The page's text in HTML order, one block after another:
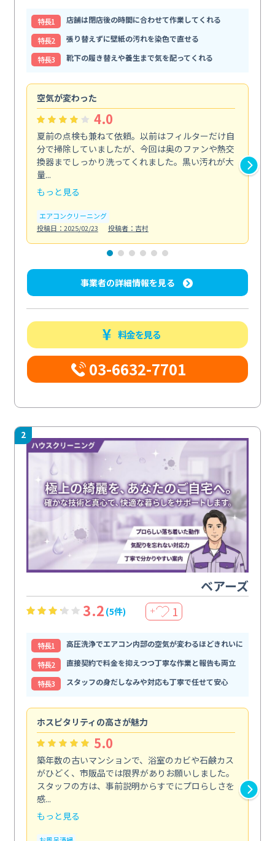
特⻑1
店舗は閉店後の時間に合わせて作業してくれる
特⻑2
張り替えずに壁紙の汚れを染色で直せる
特⻑3
靴下の履き替えや養生まで気を配ってくれる
空気が変わった
4.0
夏前の点検も兼ねて依頼。以前はフィルターだけ自
分で掃除していましたが、今回は奥のファンや熱交
換器までしっかり洗ってくれました。黒い汚れが大
量...
もっと見る
エアコンクリーニング
投稿日：2025/02/23
投稿者：吉村
事業者の詳細情報を見る
料金を見る
03-6632-7701
2
ベアーズ
3.2 (5件) ＋ 1
特⻑1
高圧洗浄でエアコン内部の空気が変わるほどきれいに
特⻑2
直接契約で料金を抑えつつ丁寧な作業と報告も両立
特⻑3
スタッフの身だしなみや対応も丁寧で任せて安心
ホスピタリティの高さが魅力
5.0
築年数の古いマンションで、浴室のカビや石鹸カス
がひどく、市販品では限界がありお願いしました。
スタッフの方は、事前説明からすでにプロらしさを
感...
もっと見る